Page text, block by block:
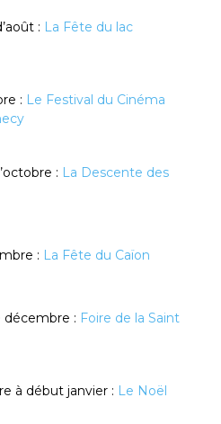
: La Fête du lac
: Le Festival du Cinéma
: La Descente des
: La Fête du Caïon
décembre : Foire de la Saint
à début janvier : Le Noël